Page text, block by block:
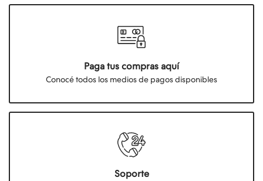
Paga tus compras aquí
Conocé todos los medios de pagos disponibles
Soporte